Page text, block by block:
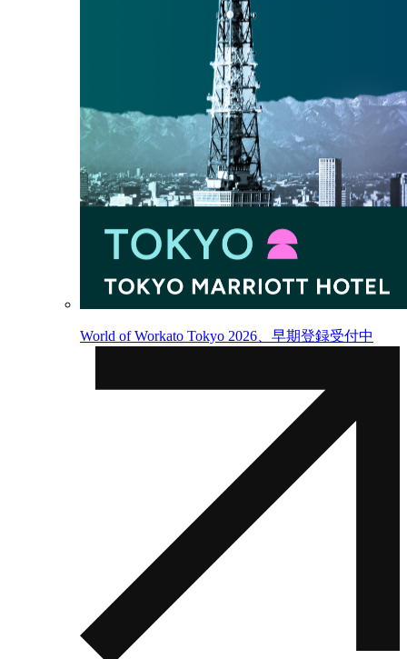
World of Workato Tokyo 2026、早期登録受付中